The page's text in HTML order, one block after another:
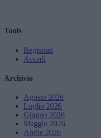
Tools
Registrati
Accedi
Archivio
Agosto 2026
Luglio 2026
Giugno 2026
Maggio 2026
Aprile 2026